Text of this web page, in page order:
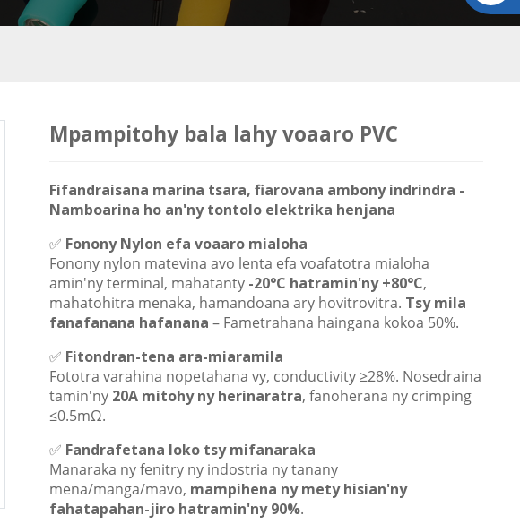
Mpampitohy bala lahy voaaro PVC
Fifandraisana marina tsara, fiarovana ambony indrindra -
Namboarina ho an'ny tontolo elektrika henjana
✅ Fonony Nylon efa voaaro mialoha
Fonony nylon matevina avo lenta efa voafatotra mialoha
amin'ny terminal, mahatanty -20°C hatramin'ny +80°C,
mahatohitra menaka, hamandoana ary hovitrovitra. Tsy mila
fanafanana hafanana – Fametrahana haingana kokoa 50%.
✅ Fitondran-tena ara-miaramila
Fototra varahina nopetahana vy, conductivity ≥28%. Nosedraina
tamin'ny 20A mitohy ny herinaratra, fanoherana ny crimping
≤0.5mΩ.
✅ Fandrafetana loko tsy mifanaraka
Manaraka ny fenitry ny indostria ny tanany
mena/manga/mavo, mampihena ny mety hisian'ny
fahatapahan-jiro hatramin'ny 90%.